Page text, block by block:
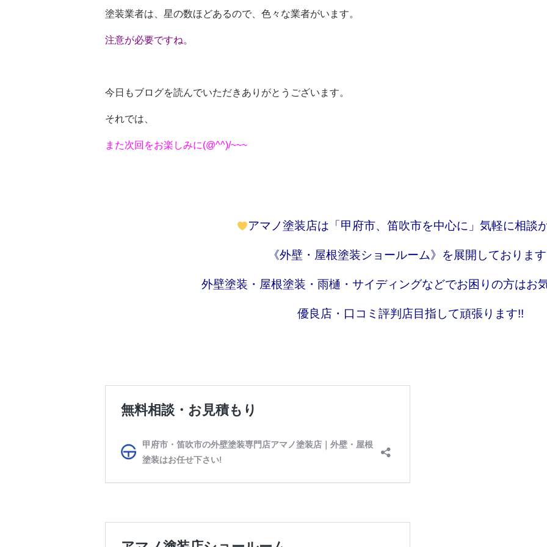
塗装業者は、星の数ほどあるので、色々な業者がいます。
注意が必要ですね。
今日もブログを読んでいただきありがとうございます。
それでは、
また次回をお楽しみに(@^^)/~~~
アマノ塗装店は「甲府市、笛吹市を中心に」気軽に相談
《外壁・屋根塗装ショールーム》を展開しておりま
外壁塗装・屋根塗装・雨樋・サイディングなどでお困りの方はお
優良店・口コミ評判店目指して頑張ります!!